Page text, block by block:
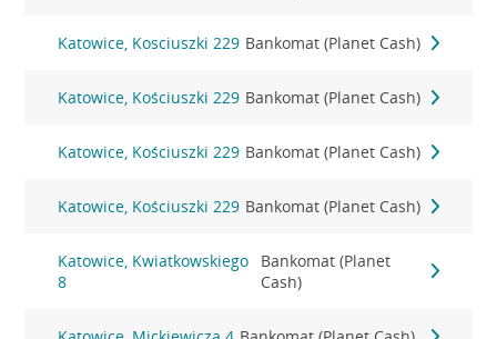
Katowice, Kosciuszki 229 Bankomat (Planet Cash)
Katowice, Kościuszki 229 Bankomat (Planet Cash)
Katowice, Kościuszki 229 Bankomat (Planet Cash)
Katowice, Kościuszki 229 Bankomat (Planet Cash)
Katowice, Kwiatkowskiego
8
Bankomat (Planet
Cash)